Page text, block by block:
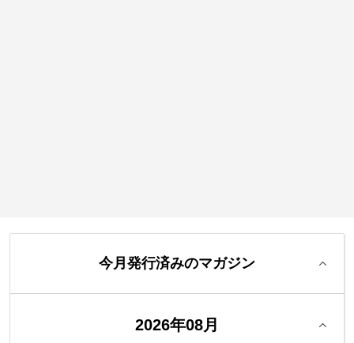
今月発行済みのマガジン
2026年08月